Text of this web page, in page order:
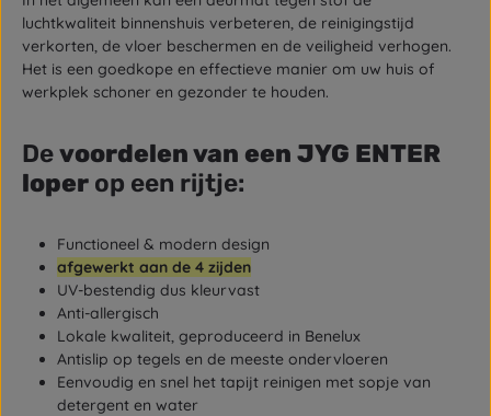
luchtkwaliteit binnenshuis verbeteren, de reinigingstijd
verkorten, de vloer beschermen en de veiligheid verhogen.
Het is een goedkope en effectieve manier om uw huis of
werkplek schoner en gezonder te houden.
Devoordelen van een JYG ENTER
loper op een rijtje:
Functioneel & modern design
afgewerkt aan de 4 zijden
UV-bestendig dus kleurvast
Anti-allergisch
Lokale kwaliteit, geproduceerd in Benelux
Antislip op tegels en de meeste ondervloeren
Eenvoudig en snel het tapijt reinigen met sopje van
detergent en water